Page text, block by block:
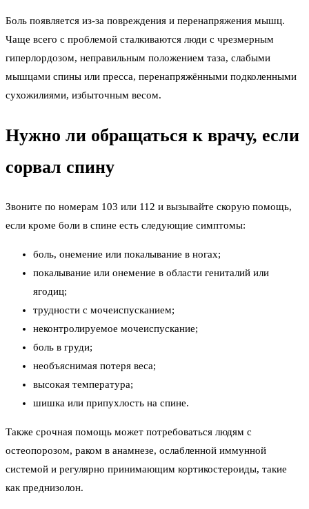
Боль появляется из-за повреждения и перенапряжения мышц.
Чаще всего с проблемой сталкиваются люди с чрезмерным
гиперлордозом, неправильным положением таза, слабыми
мышцами спины или пресса, перенапряжёнными подколенными
сухожилиями, избыточным весом.
Нужно ли обращаться к врачу, если
сорвал спину
Звоните по номерам 103 или 112 и вызывайте скорую помощь,
если кроме боли в спине есть следующие симптомы:
боль, онемение или покалывание в ногах;
покалывание или онемение в области гениталий или
ягодиц;
трудности с мочеиспусканием;
неконтролируемое мочеиспускание;
боль в груди;
необъяснимая потеря веса;
высокая температура;
шишка или припухлость на спине.
Также срочная помощь может потребоваться людям с
остеопорозом, раком в анамнезе, ослабленной иммунной
системой и регулярно принимающим кортикостероиды, такие
как преднизолон.